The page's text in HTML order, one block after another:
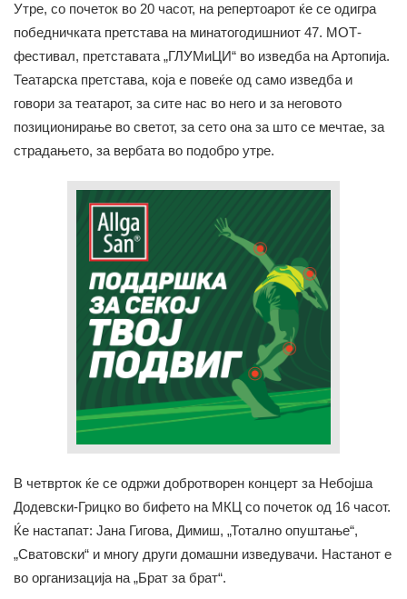
Утре, со почеток во 20 часот, на репертоарот ќе се одигра
победничката претстава на минатогодишниот 47. МОТ-
фестивал, претставата „ГЛУМиЦИ“ во изведба на Артопија.
Театарска претстава, која е повеќе од само изведба и
говори за театарот, за сите нас во него и за неговото
позиционирање во светот, за сето она за што се мечтае, за
страдањето, за вербата во подобро утре.
В четврток ќе се одржи добротворен концерт за Небојша
Додевски-Грицко во бифето на МКЦ со почеток од 16 часот.
Ќе настапат: Јана Гигова, Димиш, „Тотално опуштање“,
„Сватовски“ и многу други домашни изведувачи. Настанот е
во организација на „Брат за брат“.